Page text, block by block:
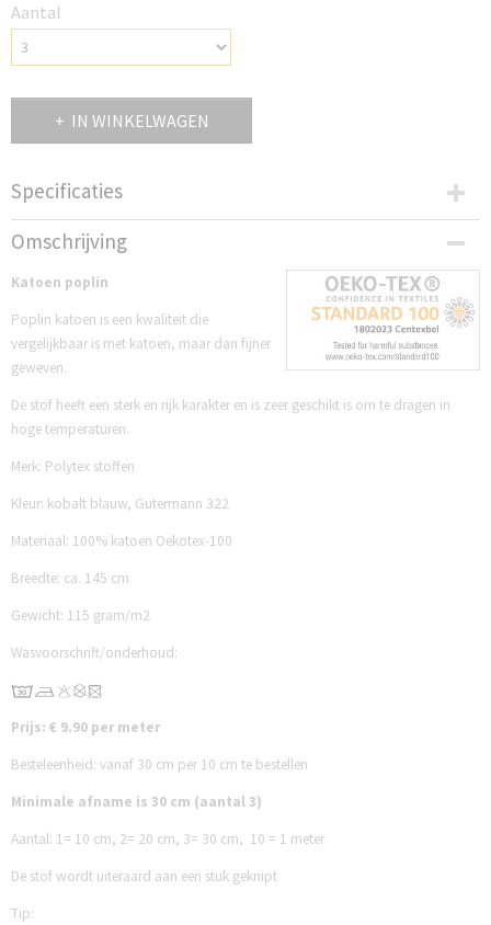
Aantal
IN WINKELWAGEN
Specificaties
Productcode
PTP831B
Omschrijving
Katoen poplin
Poplin katoen is een kwaliteit die
vergelijkbaar is met katoen, maar dan fijner
geweven.
De stof heeft een sterk en rijk karakter en is zeer geschikt is om te dragen in
hoge temperaturen.
Merk: Polytex stoffen
Kleur: kobalt blauw, Gutermann 322
Materiaal: 100% katoen Oekotex-100
Breedte: ca. 145 cm
Gewicht: 115 gram/m2
Wasvoorschrift/onderhoud:
Prijs: € 9.90 per meter
Besteleenheid: vanaf 30 cm per 10 cm te bestellen
Minimale afname is 30 cm (aantal 3)
Aantal: 1= 10 cm, 2= 20 cm, 3= 30 cm, 10 = 1 meter
De stof wordt uiteraard aan een stuk geknipt
Tip: